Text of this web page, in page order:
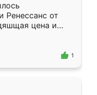
Ренессанс от
цена и
Приехавший
самый
1